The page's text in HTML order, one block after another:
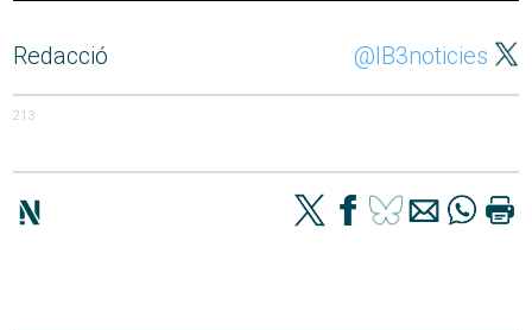
Redacció @IB3noticies
213